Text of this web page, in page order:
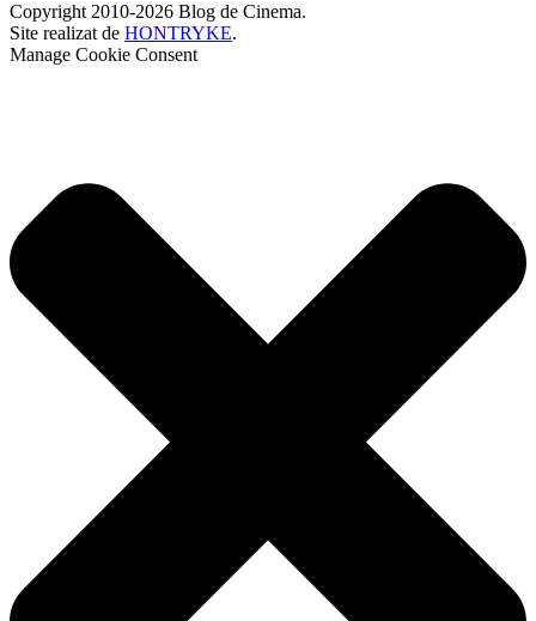
Copyright 2010-2026 Blog de Cinema.
Site realizat de HONTRYKE.
Manage Cookie Consent